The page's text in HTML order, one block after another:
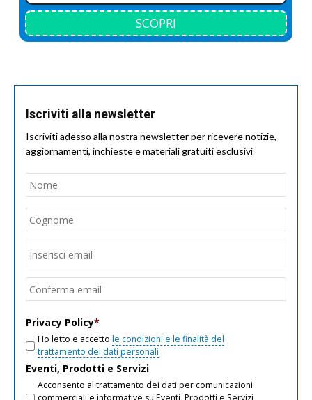
SCOPRI
Iscriviti alla newsletter
Iscriviti adesso alla nostra newsletter per ricevere notizie,
aggiornamenti, inchieste e materiali gratuiti esclusivi
Nome
Email
Privacy Policy*
Ho letto e accetto le condizioni e le finalità del
trattamento dei dati personali
Eventi, Prodotti e Servizi
Acconsento al trattamento dei dati per comunicazioni
commerciali e informative su Eventi, Prodotti e Servizi